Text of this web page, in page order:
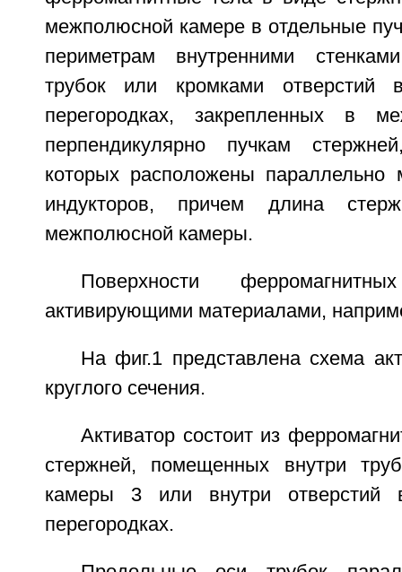
межполюсной камере в отдельные
периметрам внутренними
трубок или кромками
перегородках, закрепленных в
перпендикулярно пучкам
которых расположены параллельно
индукторов, причем длина
межполюсной камеры.
Поверхности
активирующими материалами,
На фиг.1 представлена схема
круглого сечения.
Активатор состоит из
стержней, помещенных внутри
камеры 3 или внутри
перегородках.